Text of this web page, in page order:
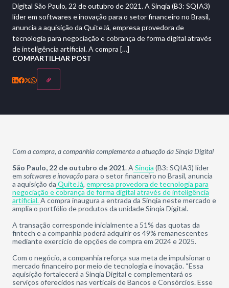
Digital São Paulo, 22 de outubro de 2021. A Sinqia (B3: SQIA3)
líder em softwares e inovação para o setor financeiro no Brasil,
anuncia a aquisição da QuiteJá, empresa provedora de
tecnologia para negociação e cobrança de forma digital através
de inteligência artificial. A compra […]
COMPARTILHAR POST
Com a compra, a companhia complementa a atuação da Sinqia Digital
São Paulo, 22 de outubro de 2021. A Sinqia (B3: SQIA3) líder
em softwares e inovaçãopara o setor financeiro no Brasil, anuncia
a aquisição da QuiteJá, empresa provedora de tecnologia para
negociação e cobrança de forma digital através de inteligência
artificial.A compra inaugura a entrada da Sinqia neste mercado e
amplia o portfólio de produtos da unidade Sinqia Digital.
A transação corresponde inicialmente a 51% das quotas da
fintech e a companhia poderá adquirir os 49% remanescentes
mediante exercício de opções de compra em 2024 e 2025.
Com o negócio, a companhia reforça sua meta de impulsionar o
mercado financeiro por meio de tecnologia e inovação. “Essa
aquisição fortalecerá a Sinqia Digital e complementará os
serviços oferecidos nas verticais de Bancos e Consórcios. Esse